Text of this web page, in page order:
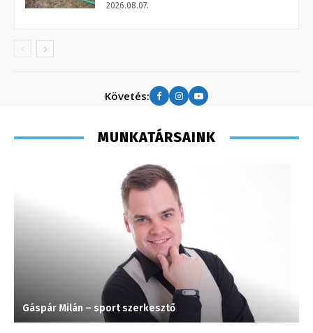
2026.08.07.
Követés:
MUNKATÁRSAINK
Gáspár Milán – sport szerkesztő